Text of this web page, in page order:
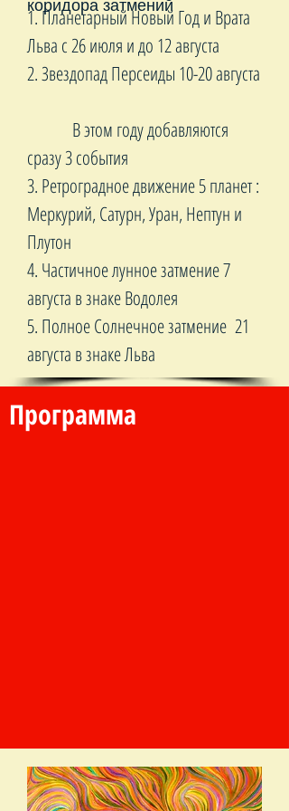
1. Планетарный Новый Год и Врата
Льва с 26 июля и до 12 августа
2. Звездопад Персеиды 10-20 августа
В этом году добавляются
сразу 3 события
3. Ретроградное движение 5 планет :
Меркурий, Сатурн, Уран, Нептун и
Плутон
4. Частичное лунное затмение 7
августа в знаке Водолея
5. Полное Солнечное затмение 21
августа в знаке Льва
коридора затмений
Программа